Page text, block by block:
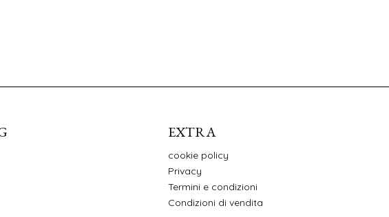
EXTRA
cookie policy
Privacy
Termini e condizioni
Condizioni di vendita